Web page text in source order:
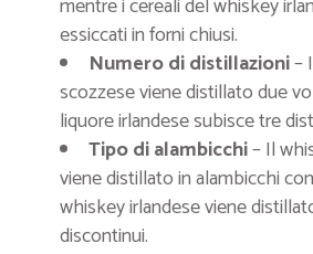
essiccati in forni chiusi.
Numero di distillazioni–
scozzese viene distillato due
liquore irlandese subisce tre
Tipo di alambicchi– Il
viene distillato in alambicchi
whiskey irlandese viene
discontinui.